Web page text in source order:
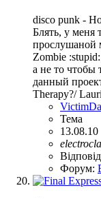
disco punk -
Блять, у меня
прослушаной
Zombie
а не то чтобы
данный
Therapy?/
Тема
13.08.10
Форум: